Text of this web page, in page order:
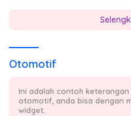
Otomotif
Ini adalah contoh
otomotif, anda bisa dengan
widget.